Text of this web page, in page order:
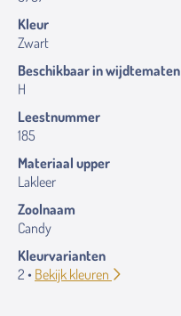
Kleur
Zwart
Beschikbaar in wijdtematen
H
Leestnummer
185
Materiaal upper
Lakleer
Zoolnaam
Candy
Kleurvarianten
2 • Bekijk kleuren